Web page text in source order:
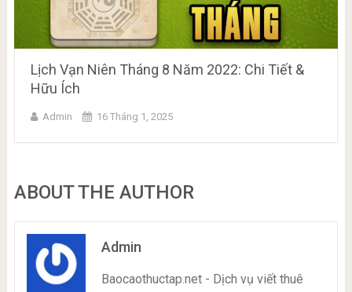
Lịch Vạn Niên Tháng 8 Năm 2022: Chi Tiết &
Hữu Ích
Admin 16 Tháng 1, 2025
ABOUT THE AUTHOR
Admin
Baocaothuctap.net - Dịch vụ viết thuê